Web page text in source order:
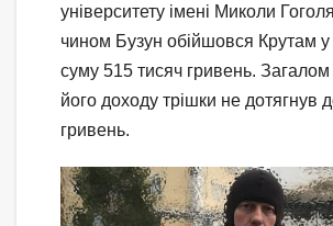
університету імені Миколи
чином Бузун обійшовся Крутам у
суму 515 тисяч гривень.
його доходу трішки не дотягнув
гривень.